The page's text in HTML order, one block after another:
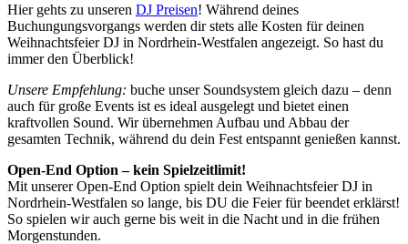
Hier gehts zu unseren DJ Preisen! Während deines
Buchungungsvorgangs werden dir stets alle Kosten für deinen
Weihnachtsfeier DJ in Nordrhein-Westfalen angezeigt. So hast du
immer den Überblick!
Unsere Empfehlung: buche unser Soundsystem gleich dazu – denn
auch für große Events ist es ideal ausgelegt und bietet einen
kraftvollen Sound. Wir übernehmen Aufbau und Abbau der
gesamten Technik, während du dein Fest entspannt genießen kannst.
Open-End Option – kein Spielzeitlimit!
Mit unserer Open-End Option spielt dein Weihnachtsfeier DJ in
Nordrhein-Westfalen so lange, bis DU die Feier für beendet erklärst!
So spielen wir auch gerne bis weit in die Nacht und in die frühen
Morgenstunden.